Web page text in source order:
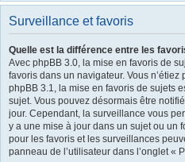
Surveillance et favoris
Quelle est la différence entre les
Avec phpBB 3.0, la mise en favoris de
favoris dans un navigateur. Vous
phpBB 3.1, la mise en favoris de sujets
sujet. Vous pouvez désormais être
jour. Cependant, la surveillance vous
y a une mise à jour dans un sujet ou un
pour les favoris et les surveillances
panneau de l’utilisateur dans l’onglet «